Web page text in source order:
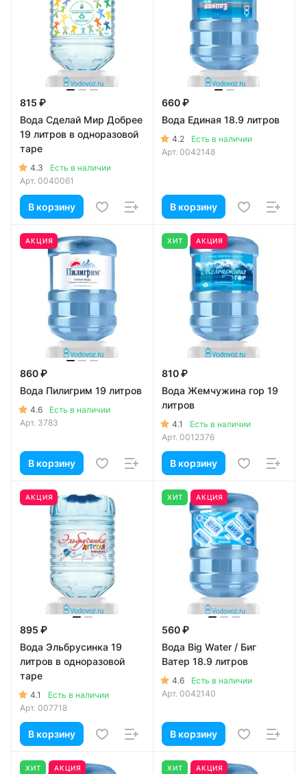
815 ₽
Вода Сделай Мир Добрее
19 литров в одноразовой
таре
4.3
Есть в наличии
Арт. 0040061
В корзину
660 ₽
Вода Единая 18.9 литров
4.2
Есть в наличии
Арт. 0042148
В корзину
АКЦИЯ
860 ₽
Вода Пилигрим 19 литров
4.6
Есть в наличии
Арт. 3783
В корзину
ХИТ АКЦИЯ
810 ₽
Вода Жемчужина гор 19
литров
4.1
Есть в наличии
Арт. 0012376
В корзину
АКЦИЯ
895 ₽
Вода Эльбрусинка 19
литров в одноразовой
таре
4.1
Есть в наличии
Арт. 007718
В корзину
ХИТ АКЦИЯ
560 ₽
Вода Big Water / Биг
Ватер 18.9 литров
4.6
Есть в наличии
Арт. 0042140
В корзину
ХИТ АКЦИЯ ХИТ АКЦИЯ